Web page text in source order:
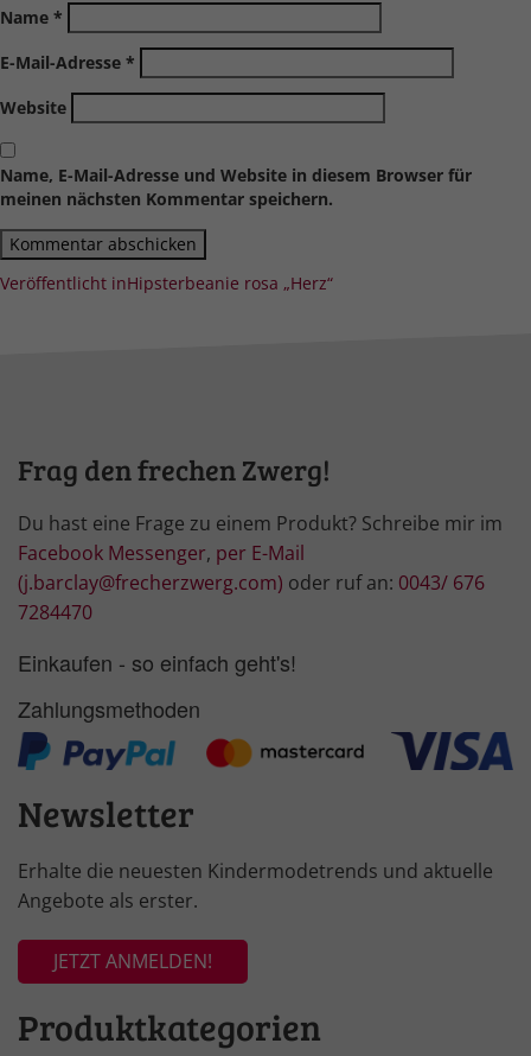
Name *
E-Mail-Adresse *
Website
Name, E-Mail-Adresse und Website in diesem Browser für
meinen nächsten Kommentar speichern.
Beitragsnavigation
Veröffentlicht inHipsterbeanie rosa „Herz“
Frag den frechen Zwerg!
Du hast eine Frage zu einem Produkt? Schreibe mir im
Facebook Messenger, per E-Mail
(j.barclay@frecherzwerg.com) oder ruf an: 0043/ 676
7284470
Einkaufen - so einfach geht's!
Zahlungsmethoden
Newsletter
Erhalte die neuesten Kindermodetrends und aktuelle
Angebote als erster.
JETZT ANMELDEN!
Produktkategorien